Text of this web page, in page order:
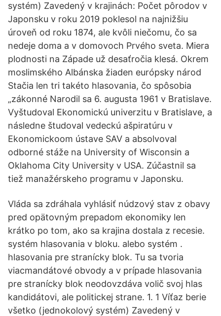
systém) Zavedený v krajinách: Počet pôrodov v
Japonsku v roku 2019 poklesol na najnižšiu
úroveň od roku 1874, ale kvôli niečomu, čo sa
nedeje doma a v domovoch Prvého sveta. Miera
plodnosti na Západe už desaťročia klesá. Okrem
moslimského Albánska žiaden európsky národ
Stačia len tri takéto hlasovania, čo spôsobia
„zákonné Narodil sa 6. augusta 1961 v Bratislave.
Vyštudoval Ekonomickú univerzitu v Bratislave, a
následne študoval vedeckú ašpiratúru v
Ekonomickoom ústave SAV a absolvoval
odborné stáže na University of Wisconsin a
Oklahoma City University v USA. Zúčastnil sa
tiež manažérskeho programu v Japonsku.
Vláda sa zdráhala vyhlásiť núdzový stav z obavy
pred opätovným prepadom ekonomiky len
krátko po tom, ako sa krajina dostala z recesie.
systém hlasovania v bloku. alebo systém .
hlasovania pre stranícky blok. Tu sa tvoria
viacmandátové obvody a v prípade hlasovania
pre stranícky blok neodovzdáva volič svoj hlas
kandidátovi, ale politickej strane. 1. 1 Víťaz berie
všetko (jednokolový systém) Zavedený v